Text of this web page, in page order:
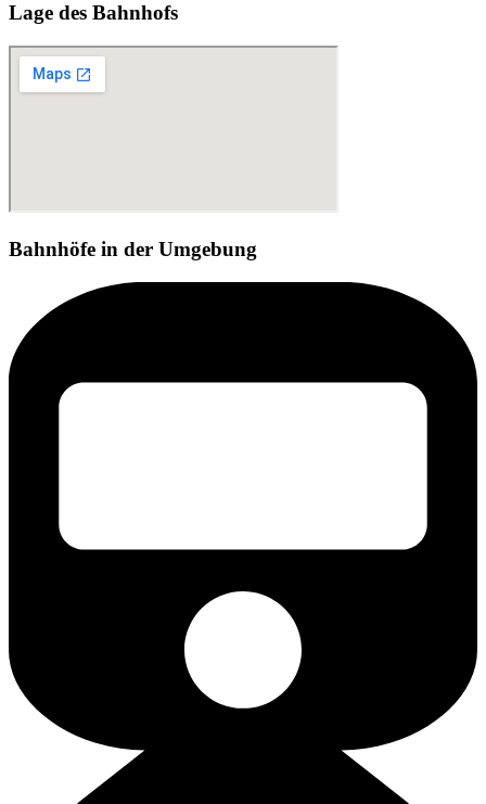
Lage des Bahnhofs
Bahnhöfe in der Umgebung